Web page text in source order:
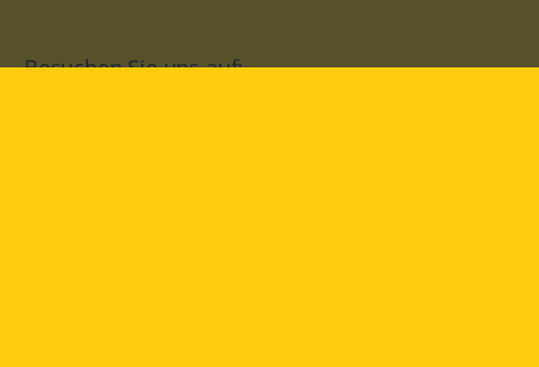
Besuchen Sie uns auf: